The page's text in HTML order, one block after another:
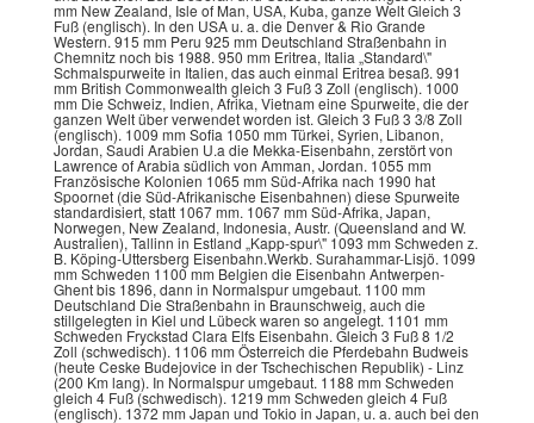
mm New Zealand, Isle of Man, USA, Kuba, ganze Welt Gleich 3
Fuß (englisch). In den USA u. a. die Denver & Rio Grande
Western. 915 mm Peru 925 mm Deutschland Straßenbahn in
Chemnitz noch bis 1988. 950 mm Eritrea, Italia „Standard\"
Schmalspurweite in Italien, das auch einmal Eritrea besaß. 991
mm British Commonwealth gleich 3 Fuß 3 Zoll (englisch). 1000
mm Die Schweiz, Indien, Afrika, Vietnam eine Spurweite, die der
ganzen Welt über verwendet worden ist. Gleich 3 Fuß 3 3/8 Zoll
(englisch). 1009 mm Sofia 1050 mm Türkei, Syrien, Libanon,
Jordan, Saudi Arabien U.a die Mekka-Eisenbahn, zerstört von
Lawrence of Arabia südlich von Amman, Jordan. 1055 mm
Französische Kolonien 1065 mm Süd-Afrika nach 1990 hat
Spoornet (die Süd-Afrikanische Eisenbahnen) diese Spurweite
standardisiert, statt 1067 mm. 1067 mm Süd-Afrika, Japan,
Norwegen, New Zealand, Indonesia, Austr. (Queensland and W.
Australien), Tallinn in Estland „Kapp-spur\" 1093 mm Schweden z.
B. Köping-Uttersberg Eisenbahn.Werkb. Surahammar-Lisjö. 1099
mm Schweden 1100 mm Belgien die Eisenbahn Antwerpen-
Ghent bis 1896, dann in Normalspur umgebaut. 1100 mm
Deutschland Die Straßenbahn in Braunschweig, auch die
stillgelegten in Kiel und Lübeck waren so angelegt. 1101 mm
Schweden Fryckstad Clara Elfs Eisenbahn. Gleich 3 Fuß 8 1/2
Zoll (schwedisch). 1106 mm Österreich die Pferdebahn Budweis
(heute Ceske Budejovice in der Tschechischen Republik) - Linz
(200 Km lang). In Normalspur umgebaut. 1188 mm Schweden
gleich 4 Fuß (schwedisch). 1219 mm Schweden gleich 4 Fuß
(englisch). 1372 mm Japan und Tokio in Japan, u. a. auch bei den